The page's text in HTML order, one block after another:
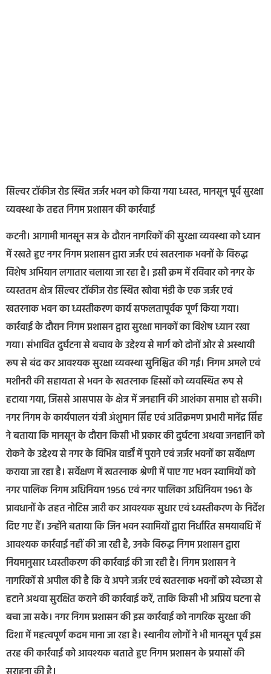
सिल्वर टॉकीज रोड स्थित जर्जर भवन को किया गया ध्वस्त, मानसून पूर्व सुरक्षा
व्यवस्था के तहत निगम प्रशासन की कार्रवाई
कटनी। आगामी मानसून सत्र के दौरान नागरिकों की सुरक्षा व्यवस्था को ध्यान
में रखते हुए नगर निगम प्रशासन द्वारा जर्जर एवं खतरनाक भवनों के विरुद्ध
विशेष अभियान लगातार चलाया जा रहा है। इसी क्रम में रविवार को नगर के
व्यस्ततम क्षेत्र सिल्वर टॉकीज रोड स्थित खोवा मंडी के एक जर्जर एवं
खतरनाक भवन का ध्वस्तीकरण कार्य सफलतापूर्वक पूर्ण किया गया।
कार्रवाई के दौरान निगम प्रशासन द्वारा सुरक्षा मानकों का विशेष ध्यान रखा
गया। संभावित दुर्घटना से बचाव के उद्देश्य से मार्ग को दोनों ओर से अस्थायी
रूप से बंद कर आवश्यक सुरक्षा व्यवस्था सुनिश्चित की गई। निगम अमले एवं
मशीनरी की सहायता से भवन के खतरनाक हिस्सों को व्यवस्थित रूप से
हटाया गया, जिससे आसपास के क्षेत्र में जनहानि की आशंका समाप्त हो सकी।
नगर निगम के कार्यपालन यंत्री अंशुमान सिंह एवं अतिक्रमण प्रभारी मानेंद्र सिंह
ने बताया कि मानसून के दौरान किसी भी प्रकार की दुर्घटना अथवा जनहानि को
रोकने के उद्देश्य से नगर के विभिन्न वार्डों में पुराने एवं जर्जर भवनों का सर्वेक्षण
कराया जा रहा है। सर्वेक्षण में खतरनाक श्रेणी में पाए गए भवन स्वामियों को
नगर पालिक निगम अधिनियम 1956 एवं नगर पालिका अधिनियम 1961 के
प्रावधानों के तहत नोटिस जारी कर आवश्यक सुधार एवं ध्वस्तीकरण के निर्देश
दिए गए हैं। उन्होंने बताया कि जिन भवन स्वामियों द्वारा निर्धारित समयावधि में
आवश्यक कार्रवाई नहीं की जा रही है, उनके विरुद्ध निगम प्रशासन द्वारा
नियमानुसार ध्वस्तीकरण की कार्रवाई की जा रही है। निगम प्रशासन ने
नागरिकों से अपील की है कि वे अपने जर्जर एवं खतरनाक भवनों को स्वेच्छा से
हटाने अथवा सुरक्षित कराने की कार्रवाई करें, ताकि किसी भी अप्रिय घटना से
बचा जा सके। नगर निगम प्रशासन की इस कार्रवाई को नागरिक सुरक्षा की
दिशा में महत्वपूर्ण कदम माना जा रहा है। स्थानीय लोगों ने भी मानसून पूर्व इस
तरह की कार्रवाई को आवश्यक बताते हुए निगम प्रशासन के प्रयासों की